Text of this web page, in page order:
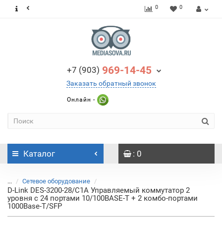
0 0
+7 (903) 969-14-45
Заказать обратный звонок
Онлайн -
Каталог : 0
... Сетевое оборудование
D-Link DES-3200-28/C1A Управляемый коммутатор 2
уровня с 24 портами 10/100BASE-T + 2 комбо-портами
1000Base-T/SFP